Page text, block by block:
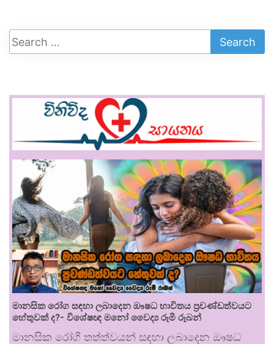
මානසික රෝග සඳහා ලබාදෙන ඖෂධ භාවිතය ප්‍රචණ්ඩත්වයට
හේතුවක් ද?- විශේෂඥ මනෝ වෛද්‍ය රූමි රූබන්
මානසික රෝගී තත්ත්වයන් සඳහා ලබාදෙන ඖෂධ